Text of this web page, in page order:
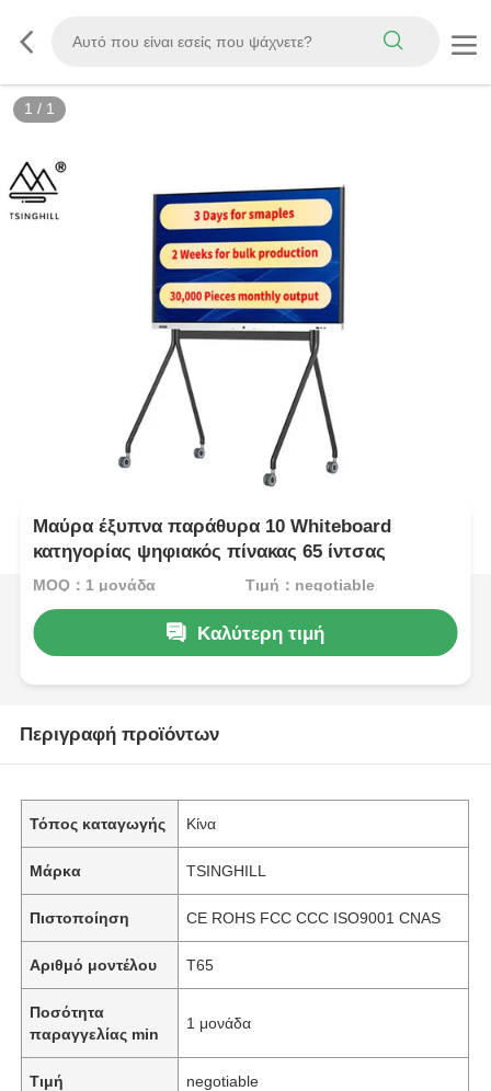
1 / 1
Μαύρα έξυπνα παράθυρα 10 Whiteboard
κατηγορίας ψηφιακός πίνακας 65 ίντσας
MOQ：1 μονάδα Τιμή：negotiable
Καλύτερη τιμή
Περιγραφή προϊόντων
Τόπος καταγωγής Κίνα
Μάρκα TSINGHILL
Πιστοποίηση CE ROHS FCC CCC ISO9001 CNAS
Αριθμό μοντέλου T65
Ποσότητα
παραγγελίας min
1 μονάδα
Τιμή negotiable